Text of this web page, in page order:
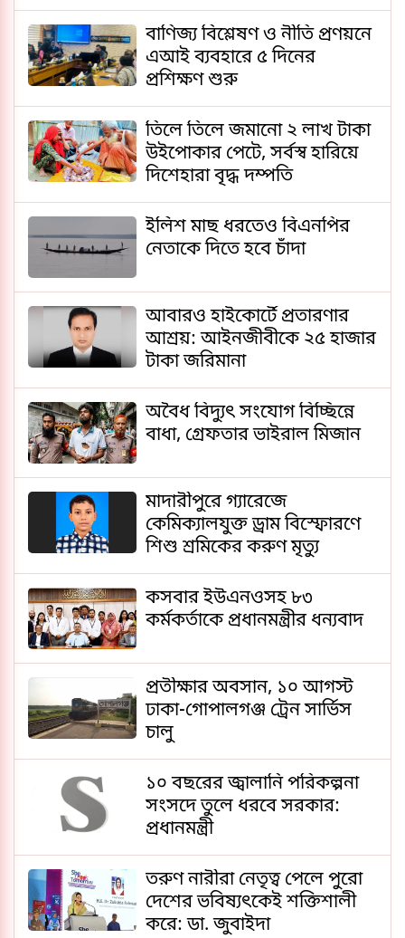
বাণিজ্য বিশ্লেষণ ও নীতি প্রণয়নে
এআই ব্যবহারে ৫ দিনের
প্রশিক্ষণ শুরু
তিলে তিলে জমানো ২ লাখ টাকা
উইপোকার পেটে, সর্বস্ব হারিয়ে
দিশেহারা বৃদ্ধ দম্পতি
ইলিশ মাছ ধরতেও বিএনপির
নেতাকে দিতে হবে চাঁদা
আবারও হাইকোর্টে প্রতারণার
আশ্রয়: আইনজীবীকে ২৫ হাজার
টাকা জরিমানা
অবৈধ বিদ্যুৎ সংযোগ বিচ্ছিন্নে
বাধা, গ্রেফতার ভাইরাল মিজান
মাদারীপুরে গ্যারেজে
কেমিক্যালযুক্ত ড্রাম বিস্ফোরণে
শিশু শ্রমিকের করুণ মৃত্যু
কসবার ইউএনওসহ ৮৩
কর্মকর্তাকে প্রধানমন্ত্রীর ধন্যবাদ
প্রতীক্ষার অবসান, ১০ আগস্ট
ঢাকা-গোপালগঞ্জ ট্রেন সার্ভিস
চালু
১০ বছরের জ্বালানি পরিকল্পনা
সংসদে তুলে ধরবে সরকার:
প্রধানমন্ত্রী
তরুণ নারীরা নেতৃত্ব পেলে পুরো
দেশের ভবিষ্যৎকেই শক্তিশালী
করে: ডা. জুবাইদা